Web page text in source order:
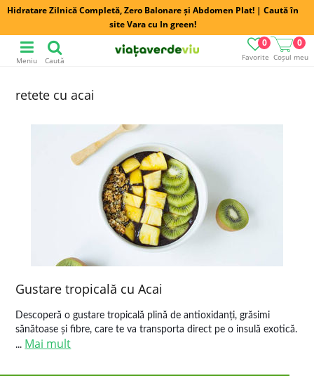
Hidratare Zilnică Completă, Zero Balonare și Abdomen Plat! | Caută în
site Vara cu In green!
Favorite
0
Coșul meu
0
Meniu Caută
retete cu acai
Gustare tropicală cu Acai
Descoperă o gustare tropicală plină de antioxidanți, grăsimi
sănătoase și fibre, care te va transporta direct pe o insulă exotică.
... Mai mult